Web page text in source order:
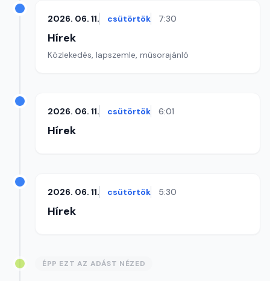
2026. 06. 11. csütörtök 7:30
Hírek
Közlekedés, lapszemle, műsorajánló
2026. 06. 11. csütörtök 6:01
Hírek
2026. 06. 11. csütörtök 5:30
Hírek
ÉPP EZT AZ ADÁST NÉZED